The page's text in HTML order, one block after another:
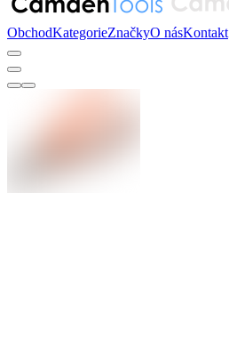
ObchodKategorieZnačkyO násKontakt